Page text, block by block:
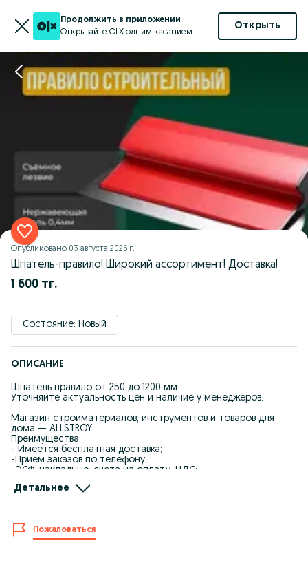
Продолжить в приложении
Открывайте OLX одним касанием
Открыть
Опубликовано 03 августа 2026 г.
Шпатель-правило! Широкий ассортимент! Доставка!
1 600 тг.
Состояние: Новый
ОПИСАНИЕ
Шпатель правило от 250 до 1200 мм.
Уточняйте актуальность цен и наличие у менеджеров.
Магазин строиматериалов, инструментов и товаров для
дома — ALLSTROY
Преимущества:
- Имеется бесплатная доставка;
-Приём заказов по телефону;
-ЭСФ, накладные, счета на оплату, НДС;
-Низкие цены, дисконтная система;
График работы:
Понедельник–суббота: 09:00–23:00
Воскресенье: 10:00–22:00
Детальнее
Пожаловаться